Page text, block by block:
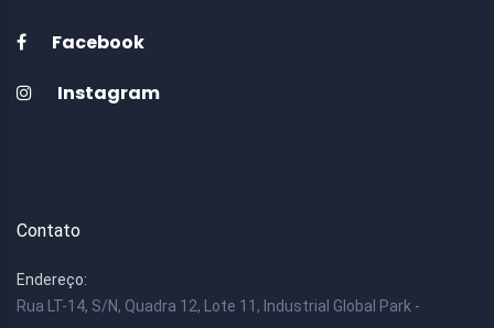
Facebook
Instagram
Contato
Endereço:
Rua LT-14, S/N, Quadra 12, Lote 11, Industrial Global Park -